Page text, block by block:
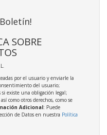
SOBRE
por el usuario y enviarle la
del usuario;
si existe una obligación legal;
como otros derechos, como se
Adicional: Puede
de Datos en nuestra Política